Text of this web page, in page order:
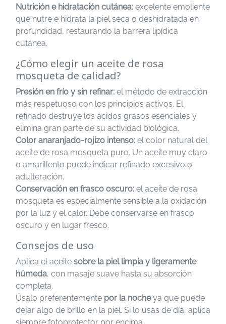
Nutrición e hidratación cutánea: excelente emoliente
que nutre e hidrata la piel seca o deshidratada en
profundidad, restaurando la barrera lipídica
cutánea.
¿Cómo elegir un aceite de rosa
mosqueta de calidad?
Presión en frío y sin refinar: el método de extracción
más respetuoso con los principios activos. El
refinado destruye los ácidos grasos esenciales y
elimina gran parte de su actividad biológica.
Color anaranjado-rojizo intenso: el color natural del
aceite de rosa mosqueta puro. Un aceite muy claro
o amarillento puede indicar refinado excesivo o
adulteración.
Conservación en frasco oscuro: el aceite de rosa
mosqueta es especialmente sensible a la oxidación
por la luz y el calor. Debe conservarse en frasco
oscuro y en lugar fresco.
Consejos de uso
Aplica el aceite sobre la piel limpia y ligeramente
húmeda, con masaje suave hasta su absorción
completa.
Úsalo preferentemente por la nocheya que puede
dejar algo de brillo en la piel. Si lo usas de día, aplica